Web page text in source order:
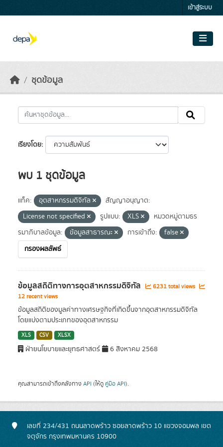
เข้าสู่ระบบ
ชุดข้อมูล
เรียงโดย
พบ 1 ชุดข้อมูล
แท็ค: อุตสาหกรรมดิจิทัล
สัญญาอนุญาต:
License not specified
รูปแบบ: XLS
หมวดหมู่ตามธร
รมาภิบาลข้อมูล:
ข้อมูลสาธารณะ การเข้าถึง:
false
กรองผลลัพธ์
ข้อมูลสถิติทางการอุตสาหกรรมดิจิทัล
6231 total views
12 recent views
ข้อมูลสถิติของมูลค่าทางเศรษฐกิจที่เกิดขึ้นจากอุตสาหกรรมดิจิทัล
โดยแบ่งตามประเภทของอุตสาหกรรม
XLS CSV XLSX
ฝ่ายนโยบายและยุทธศาสตร์ 6 สิงหาคม 2568
คุณสามารถเข้าถึงคลังทาง API (ให้ดู คู่มือ API).
เลขที่ 234/431 ถนนลาดพร้าว ซอยลาดพร้าว 10 แขวงจอมพล เขต
จตุจักร กรุงเทพมหานคร 10900